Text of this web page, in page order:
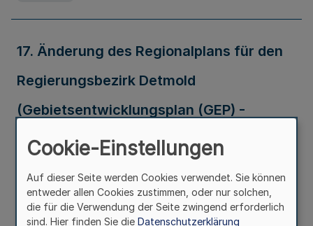
17. Änderung des Regionalplans für den
Regierungsbezirk Detmold
(Gebietsentwicklungsplan (GEP) -
Teilabschnitt (TA) Oberbereich Bielefeld)
Ausfertigungsdatum 11.10.2012
Cookie-Einstellungen
Auf dieser Seite werden Cookies verwendet. Sie können
entweder allen Cookies zustimmen, oder nur solchen,
die für die Verwendung der Seite zwingend erforderlich
sind. Hier finden Sie die Datenschutzerklärung